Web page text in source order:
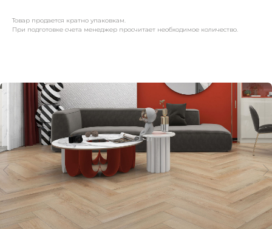
Товар продается кратно упаковкам.
При подготовке счета менеджер просчитает необходимое количество.